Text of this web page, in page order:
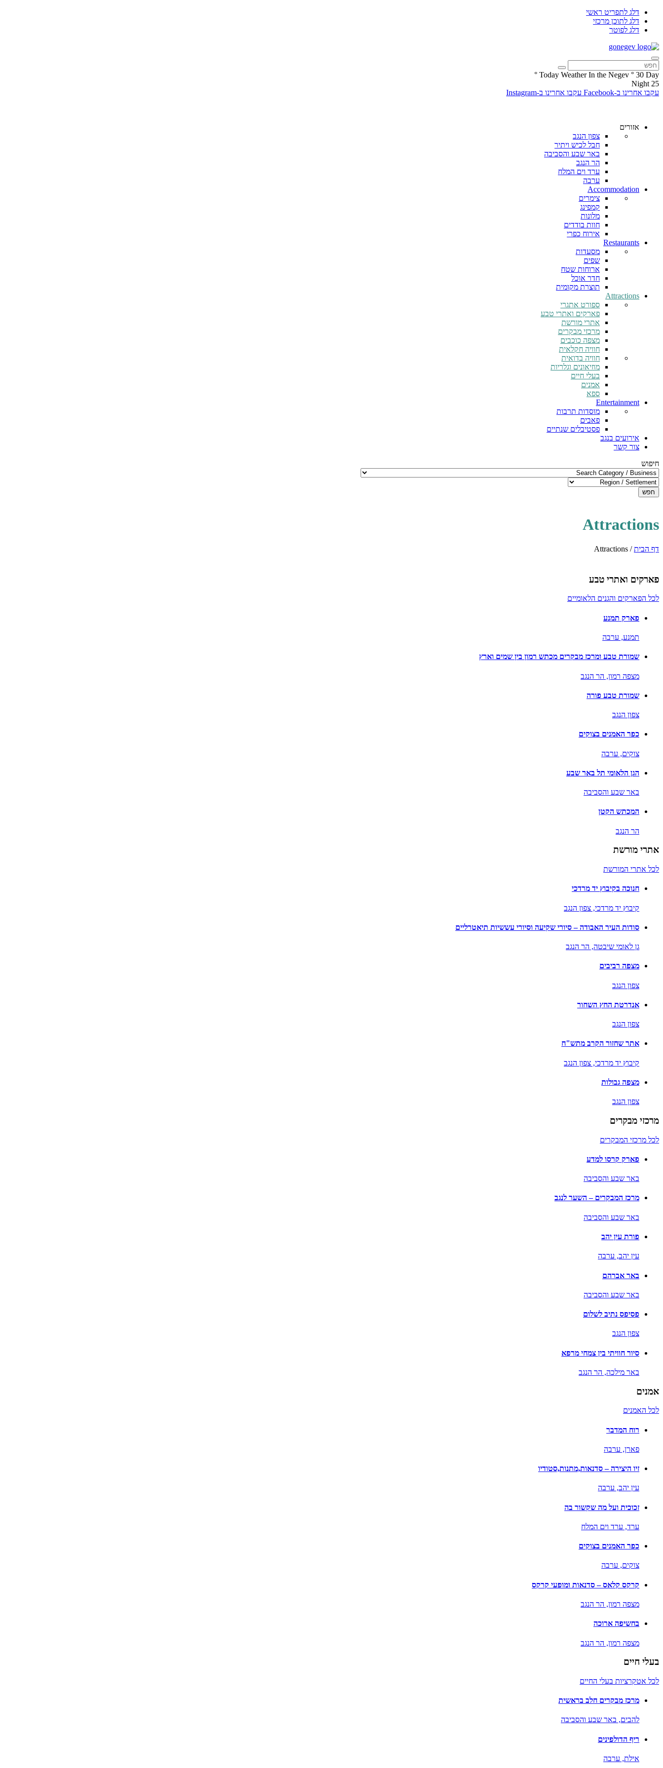
דלג לתפריט ראשי
דלג לתוכן מרכזי
דלג לפוטר
Today Weather In the Negev ° 30 Day
°
25
Night
עקבו אחרינו ב-Facebook
עקבו אחרינו ב-Instagram
אזורים
צפון הנגב
חבל לכיש ויתיר
באר שבע והסביבה
הר הנגב
ערד וים המלח
ערבה
Accommodation
צימרים
קמפינג
מלונות
חוות בודדים
אירוח כפרי
Restaurants
מסעדות
שפים
ארוחות שטח
חדר אוכל
תוצרת מקומית
Attractions
ספורט אתגרי
פארקים ואתרי טבע
אתרי מורשת
מרכזי מבקרים
מצפה כוכבים
חוויה חקלאית
חוויה בדואית
מוזיאונים וגלריות
בעלי חיים
אמנים
ספא
Entertainment
מוסדות תרבות
פאבים
פסטיבלים שנתיים
אירועים בנגב
צור קשר
חיפוש
חפש
Attractions
דף הבית/
Attractions
פארקים ואתרי טבע
לכל הפארקים והגנים הלאומיים
פארק תמנע
תמנע, ערבה
שמורת טבע ומרכז מבקרים מכתש רמון בין שמים וארץ
מצפה רמון, הר הנגב
שמורת טבע פורה
צפון הנגב
כפר האמנים בצוקים
צוקים, ערבה
הגן הלאומי תל באר שבע
באר שבע והסביבה
המכתש הקטן
הר הנגב
אתרי מורשת
לכל אתרי המורשת
חנוכה בקיבוץ יד מרדכי
קיבוץ יד מרדכי, צפון הנגב
סודות העיר האבודה – סיורי שקיעה וסיורי עששיות תיאטרליים
גן לאומי שיבטה, הר הנגב
מצפה רביבים
צפון הנגב
אנדרטת החץ השחור
צפון הנגב
אתר שחזור הקרב מתש"ח
קיבוץ יד מרדכי, צפון הנגב
מצפה גבולות
צפון הנגב
מרכזי מבקרים
לכל מרכזי המבקרים
פארק קרסו למדע
באר שבע והסביבה
מרכז המבקרים – השער לנגב
באר שבע והסביבה
פורת עין יהב
עין יהב, ערבה
באר אברהם
באר שבע והסביבה
פסיפס נתיב לשלום
צפון הנגב
סיור חוויתי בין צמחי מרפא
באר מילכה, הר הנגב
אמנים
לכל האמנים
רוח המדבר
פארן, ערבה
זיו היצירה – סדנאות,מתנות,סטודיו
עין יהב, ערבה
זכוכית ועל מה שקשור בה
ערד, ערד וים המלח
כפר האמנים בצוקים
צוקים, ערבה
קרקס קלאס – סדנאות ומופעי קרקס
מצפה רמון, הר הנגב
בחשיפה ארוכה
מצפה רמון, הר הנגב
בעלי חיים
לכל אטקרציות בעלי החיים
מרכז מבקרים חלב בראשית
להבים, באר שבע והסביבה
ריף הדולפינים
אילת, ערבה